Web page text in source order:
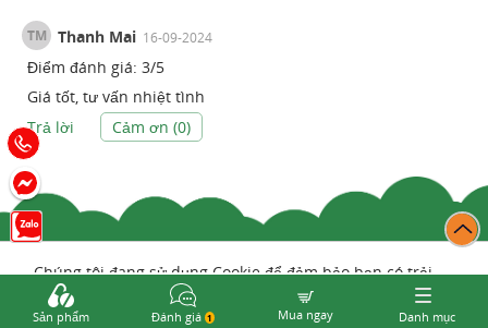
TM Thanh Mai 16-09-2024
Điểm đánh giá: 3/5
Giá tốt, tư vấn nhiệt tình
Trả lời
Cảm ơn (0)
Chúng tôi đang sử dụng Cookie để đảm bảo bạn có trải
nghiệm tốt nhất trên Web TrungTamThuoc
Sản phẩm Đánh giá 1 Mua ngay Danh mục